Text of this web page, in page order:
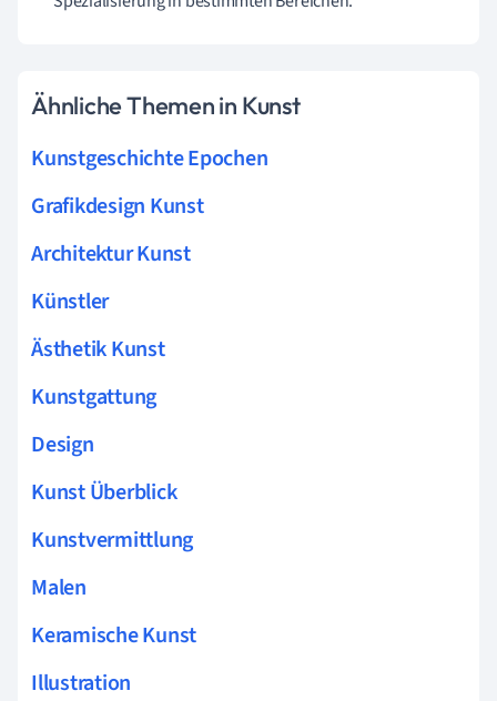
Ähnliche Themen in Kunst
Kunstgeschichte Epochen
Grafikdesign Kunst
Architektur Kunst
Künstler
Ästhetik Kunst
Kunstgattung
Design
Kunst Überblick
Kunstvermittlung
Malen
Keramische Kunst
Illustration